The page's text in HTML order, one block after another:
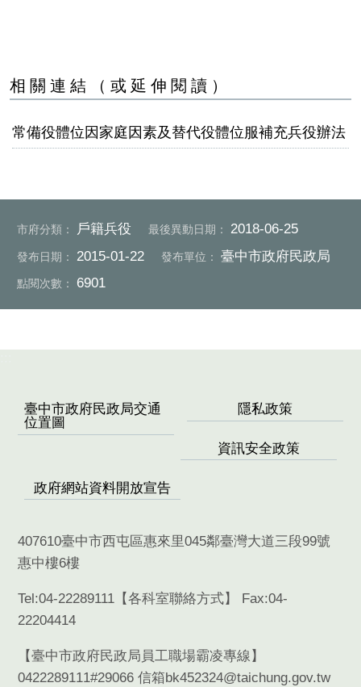
相關連結（或延伸閱讀）
常備役體位因家庭因素及替代役體位服補充兵役辦法
市府分類： 戶籍兵役 最後異動日期： 2018-06-25
發布日期： 2015-01-22 發布單位： 臺中市政府民政局
點閱次數： 6901
臺中市政府民政局交通
位置圖
隱私政策
資訊安全政策
政府網站資料開放宣告
407610臺中市西屯區惠來里045鄰臺灣大道三段99號
惠中樓6樓
Tel:04-22289111【各科室聯絡方式】 Fax:04-
22204414
【臺中市政府民政局員工職場霸凌專線】
0422289111#29066 信箱bk452324@taichung.gov.tw